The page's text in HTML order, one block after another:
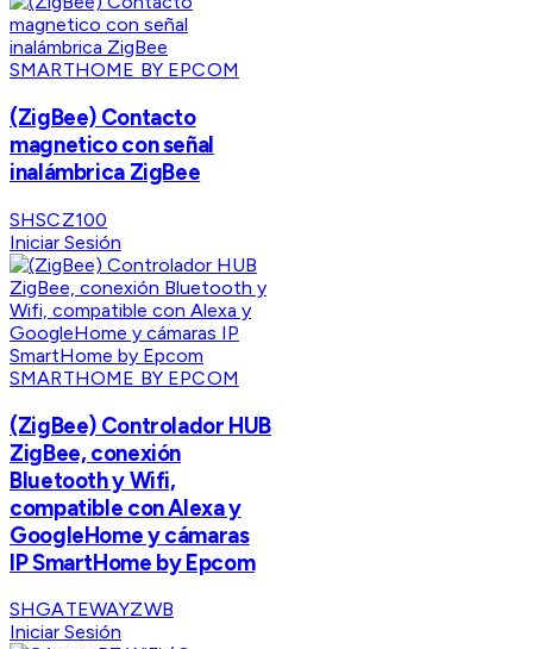
SMARTHOME BY EPCOM
(ZigBee) Contacto
magnetico con señal
inalámbrica ZigBee
SHSCZ100
Iniciar Sesión
SMARTHOME BY EPCOM
(ZigBee) Controlador HUB
ZigBee, conexión
Bluetooth y Wifi,
compatible con Alexa y
GoogleHome y cámaras
IP SmartHome by Epcom
SHGATEWAYZWB
Iniciar Sesión